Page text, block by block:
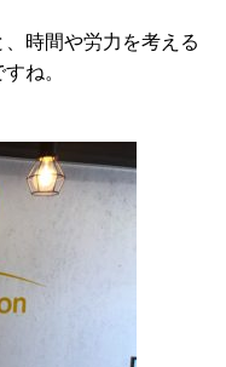
時間や労力を考える
ね。